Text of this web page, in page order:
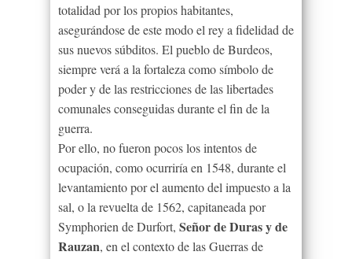
totalidad por los propios habitantes,
asegurándose de este modo el rey a fidelidad de
sus nuevos súbditos. El pueblo de Burdeos,
siempre verá a la fortaleza como símbolo de
poder y de las restricciones de las libertades
comunales conseguidas durante el fin de la
guerra.
Por ello, no fueron pocos los intentos de
ocupación, como ocurriría en 1548, durante el
levantamiento por el aumento del impuesto a la
sal, o la revuelta de 1562, capitaneada por
Symphorien de Durfort, Señor de Duras y de
Rauzan, en el contexto de las Guerras de